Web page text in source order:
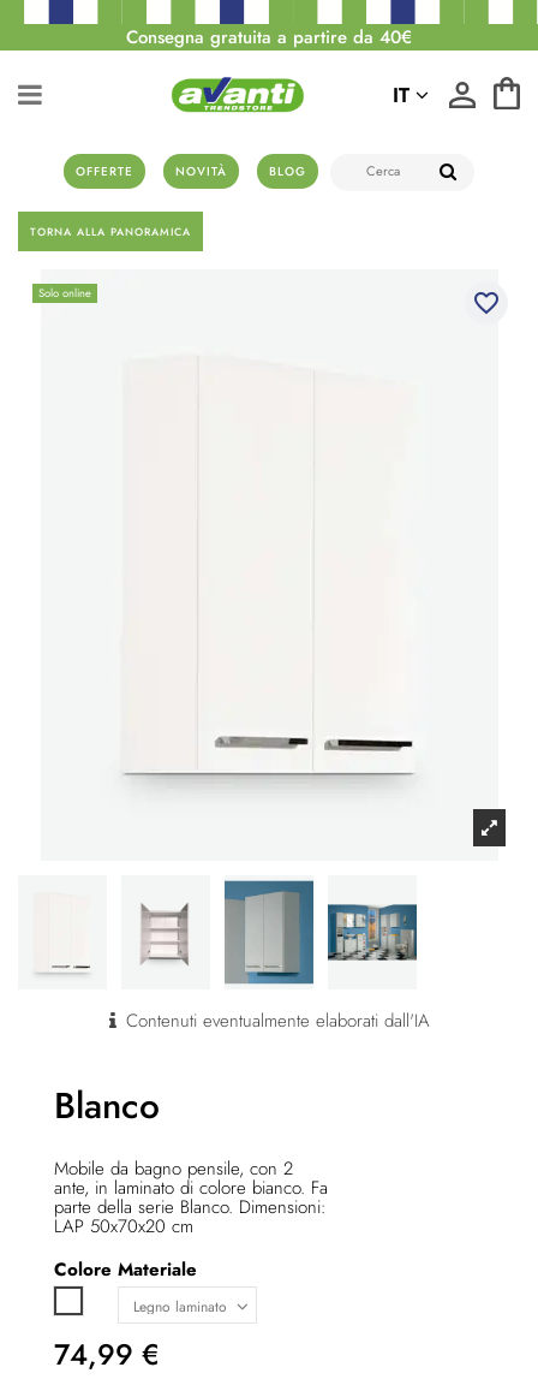
Consegna gratuita a partire da 40€
OFFERTE NOVITÀ BLOG
IT
TORNA ALLA PANORAMICA
Solo online favorite_border
Contenuti eventualmente elaborati dall'IA
Blanco
Mobile da bagno pensile, con 2
ante, in laminato di colore bianco. Fa
parte della serie Blanco. Dimensioni:
LAP 50x70x20 cm
Colore Materiale
74,99 €